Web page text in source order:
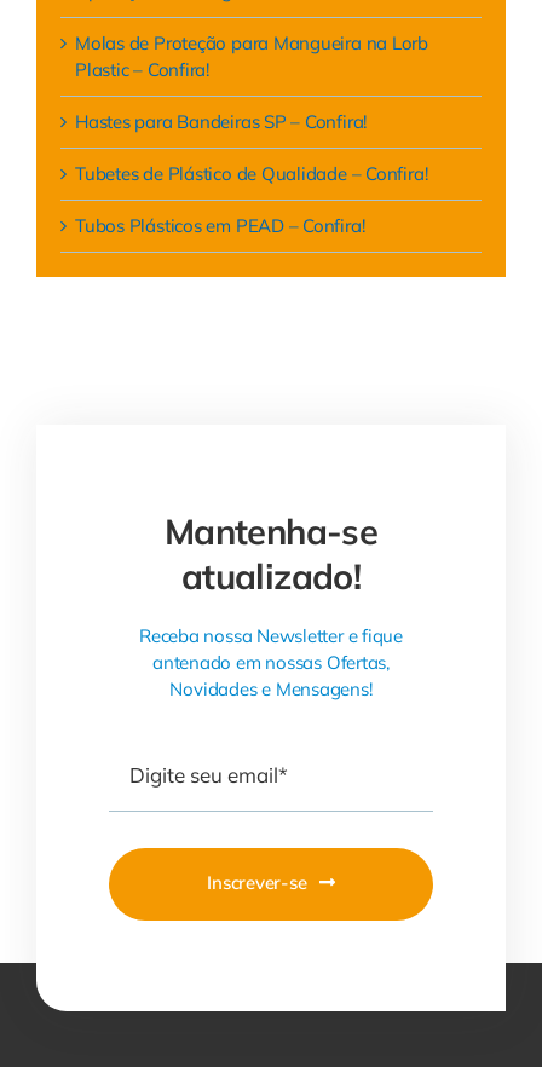
Molas de Proteção para Mangueira na Lorb
Plastic – Confira!
Hastes para Bandeiras SP – Confira!
Tubetes de Plástico de Qualidade – Confira!
Tubos Plásticos em PEAD – Confira!
Mantenha-se
atualizado!
Receba nossa Newsletter e fique
antenado em nossas Ofertas,
Novidades e Mensagens!
Inscrever-se